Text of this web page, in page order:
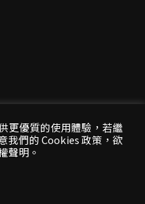
連結過去與未來
為版權所有，非經同
載使用
更優質的使用體驗，若繼
我們的 Cookies 政策，欲
聲明。